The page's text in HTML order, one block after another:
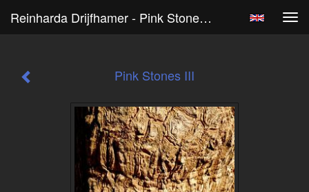
Reinharda Drijfhamer - Pink Stones III
Pink Stones III